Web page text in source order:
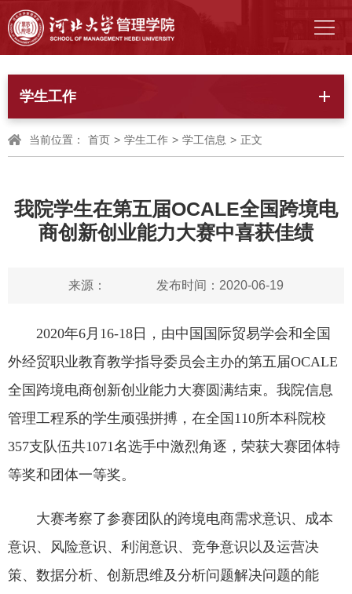
学生工作
当前位置： 首页 > 学生工作 > 学工信息 > 正文
我院学生在第五届OCALE全国跨境电
商创新创业能力大赛中喜获佳绩
来源： 发布时间：2020-06-19
2020年6月16-18日，由中国国际贸易学会和全国
外经贸职业教育教学指导委员会主办的第五届OCALE
全国跨境电商创新创业能力大赛圆满结束。我院信息
管理工程系的学生顽强拼搏，在全国110所本科院校
357支队伍共1071名选手中激烈角逐，荣获大赛团体特
等奖和团体一等奖。
大赛考察了参赛团队的跨境电商需求意识、成本
意识、风险意识、利润意识、竞争意识以及运营决
策、数据分析、创新思维及分析问题解决问题的能